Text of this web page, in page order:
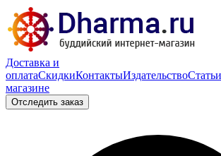
Доставка и
оплатаСкидкиКонтактыИздательствоСтатьи
магазине
Отследить заказ